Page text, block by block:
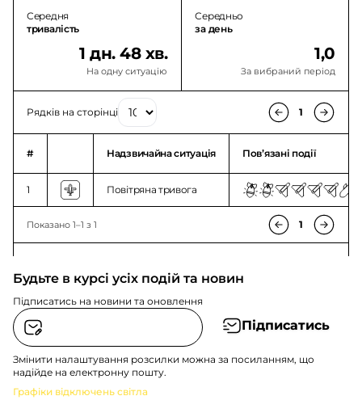
Середня
тривалість
1 дн. 48 хв.
На одну ситуацію
Середньо
за день
1,0
За вибраний період
Рядків на сторінці 1
# Надзвичайна ситуація Повʼязані події
1 Повітряна тривога
Показано 1–1 з 1 1
Будьте в курсі усіх подій та новин
Підписатись на новини та оновлення
Підписатись
Змінити налаштування розсилки можна за посиланням, що
надійде на електронну пошту.
Графіки відключень світла